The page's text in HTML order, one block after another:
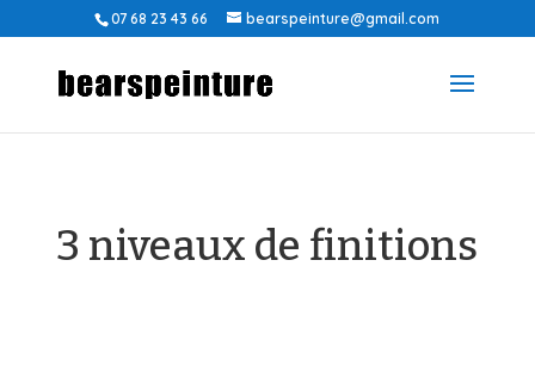
07 68 23 43 66 bearspeinture@gmail.com
3 niveaux de finitions